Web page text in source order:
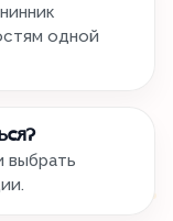
одной
выбрать